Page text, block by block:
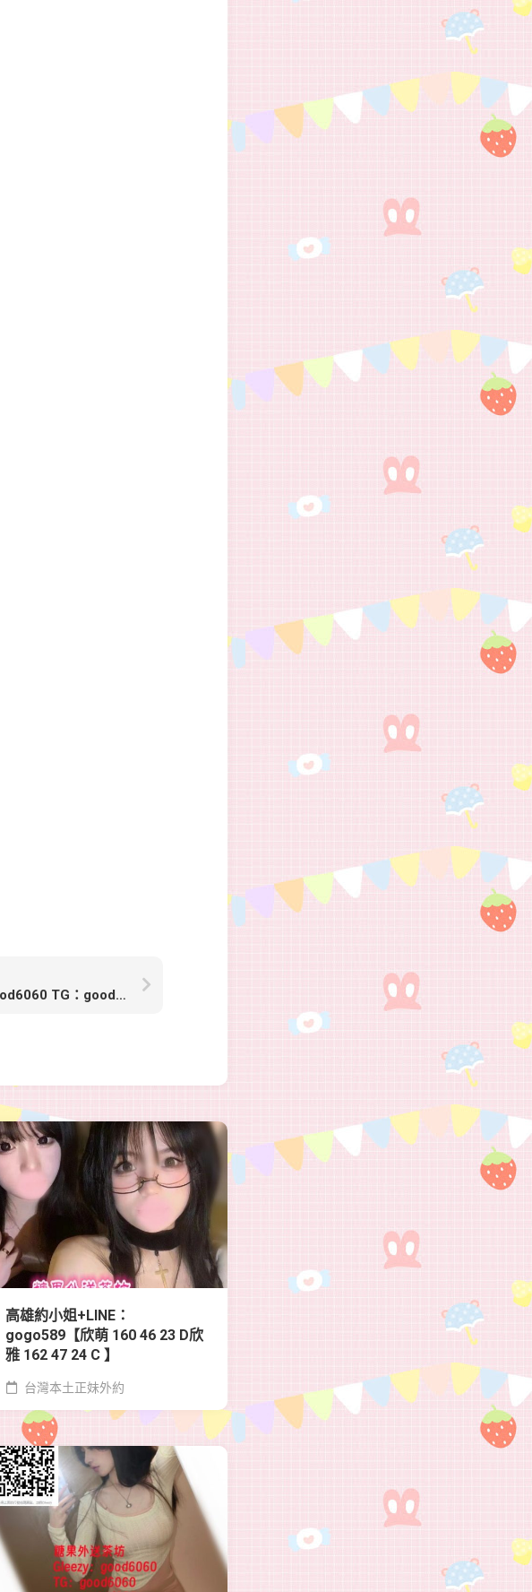
彰化外送茶+Gleezy：good6060 TG：good6060【米恩-6000】 165.46.C.22Y小蠻腰口技好
高雄約小姐+LINE：
gogo589【欣萌 160 46 23 D欣
雅 162 47 24 C 】
台灣本土正妹外約